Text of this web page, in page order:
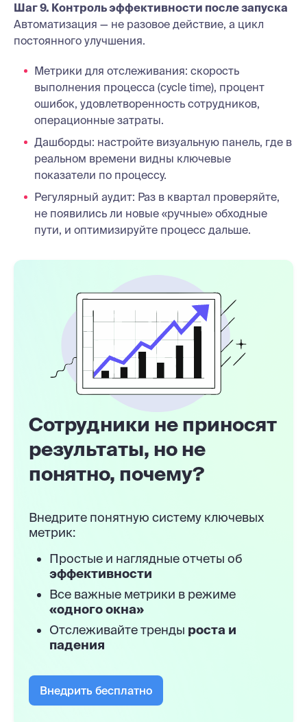
Шаг 9. Контроль эффективности после запуска
Автоматизация — не разовое действие, а цикл
постоянного улучшения.
Метрики для отслеживания: скорость
выполнения процесса (cycle time), процент
ошибок, удовлетворенность сотрудников,
операционные затраты.
Дашборды: настройте визуальную панель, где в
реальном времени видны ключевые
показатели по процессу.
Регулярный аудит: Раз в квартал проверяйте,
не появились ли новые «ручные» обходные
пути, и оптимизируйте процесс дальше.
Сотрудники не приносят
результаты, но не
понятно, почему?
Внедрите понятную систему ключевых
метрик:
Простые и наглядные отчеты об
эффективности
Все важные метрики в режиме
«одного окна»
Отслеживайте тренды роста и
падения
Внедрить бесплатно